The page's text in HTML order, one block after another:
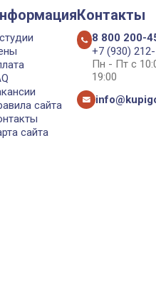
сайта
сайта
Контакты
8 800 200-
+7 (930)
Пн - Пт с
19:00